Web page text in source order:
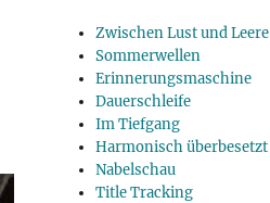
Zwischen Lust und Leere
Sommerwellen
Erinnerungsmaschine
Dauerschleife
Im Tiefgang
Harmonisch überbesetzt
Nabelschau
Title Tracking